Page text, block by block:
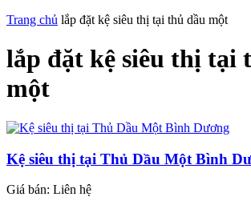
Trang chủ lắp đặt kệ siêu thị tại thủ dầu một
lắp đặt kệ siêu thị tại
một
Kệ siêu thị tại Thủ Dầu Một Bình
Giá bán: Liên hệ